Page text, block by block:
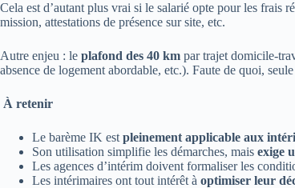
Cela est d’autant plus vrai si le salarié opte pour les frais
mission, attestations de présence sur site, etc.
Autre enjeu : le plafond des 40 km par trajet domicile-
absence de logement abordable, etc.). Faute de quoi,
À retenir
Le barème IK est pleinement applicable aux
Son utilisation simplifie les démarches, mais exige
Les agences d’intérim doivent formaliser les
Les intérimaires ont tout intérêt à optimiser leur